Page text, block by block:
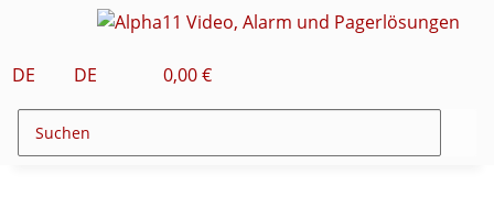
DE DE 0,00 €